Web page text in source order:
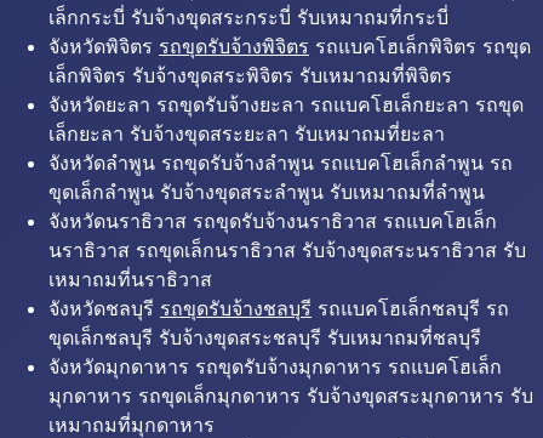
เล็กกระบี่ รับจ้างขุดสระกระบี่ รับเหมาถมที่กระบี่
จังหวัดพิจิตร รถขุดรับจ้างพิจิตร รถแบคโฮเล็กพิจิตร รถขุด
เล็กพิจิตร รับจ้างขุดสระพิจิตร รับเหมาถมที่พิจิตร
จังหวัดยะลา รถขุดรับจ้างยะลา รถแบคโฮเล็กยะลา รถขุด
เล็กยะลา รับจ้างขุดสระยะลา รับเหมาถมที่ยะลา
จังหวัดลำพูน รถขุดรับจ้างลำพูน รถแบคโฮเล็กลำพูน รถ
ขุดเล็กลำพูน รับจ้างขุดสระลำพูน รับเหมาถมที่ลำพูน
จังหวัดนราธิวาส รถขุดรับจ้างนราธิวาส รถแบคโฮเล็ก
นราธิวาส รถขุดเล็กนราธิวาส รับจ้างขุดสระนราธิวาส รับ
เหมาถมที่นราธิวาส
จังหวัดชลบุรี รถขุดรับจ้างชลบุรี รถแบคโฮเล็กชลบุรี รถ
ขุดเล็กชลบุรี รับจ้างขุดสระชลบุรี รับเหมาถมที่ชลบุรี
จังหวัดมุกดาหาร รถขุดรับจ้างมุกดาหาร รถแบคโฮเล็ก
มุกดาหาร รถขุดเล็กมุกดาหาร รับจ้างขุดสระมุกดาหาร รับ
เหมาถมที่มุกดาหาร